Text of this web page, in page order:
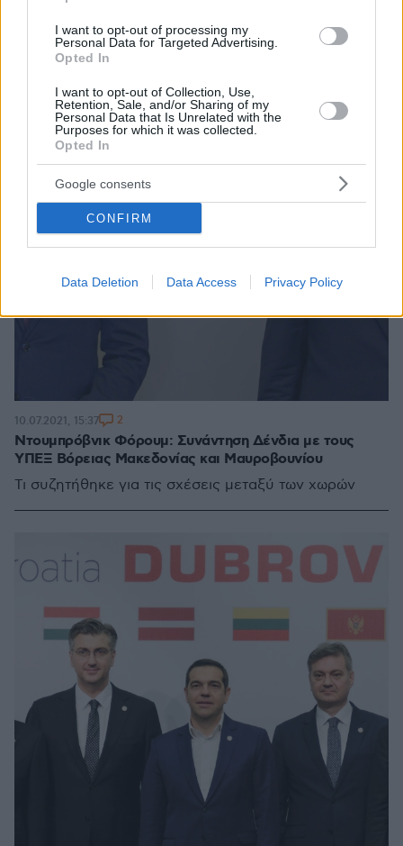
I want to opt-out of processing my
Personal Data for Targeted Advertising.
Opted In
I want to opt-out of Collection, Use,
Retention, Sale, and/or Sharing of my
Personal Data that Is Unrelated with the
Purposes for which it was collected.
Opted In
Google consents
CONFIRM
Data Deletion Data Access Privacy Policy
Ντουμπρόβνικ Φόρουμ: Συνάντηση Δένδια με τους
ΥΠΕΞ Βόρειας Μακεδονίας και Μαυροβουνίου
Τι συζητήθηκε για τις σχέσεις μεταξύ των χωρών
10.07.2021, 15:37 2